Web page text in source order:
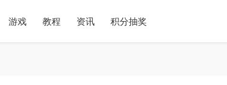
游戏 教程 资讯 积分抽奖